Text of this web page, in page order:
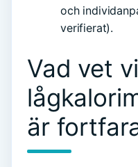
och
verifierat).
Vad vet
är